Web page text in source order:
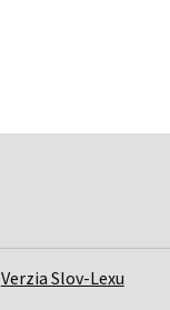
Verzia Slov-Lexu